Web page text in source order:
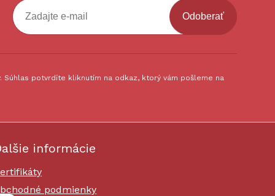
Odoberať
potvrdíte kliknutím na odkaz, ktorý vám pošleme na
informácie
podmienky